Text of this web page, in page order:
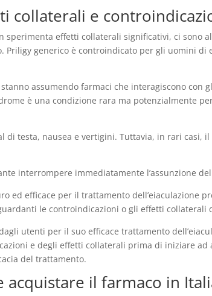
collaterali e
effetti collaterali significativi, ci sono
generico è controindicato per gli uomini
assumendo farmaci che interagiscono con
è una condizione rara ma potenzialmente
testa, nausea e vertigini. Tuttavia, in rari casi,
interrompere immediatamente l’assunzione
ed efficace per il trattamento dell’eiaculazione
le controindicazioni o gli effetti collaterali
utenti per il suo efficace trattamento
e degli effetti collaterali prima di iniziare
del trattamento.
acquistare il farmaco in